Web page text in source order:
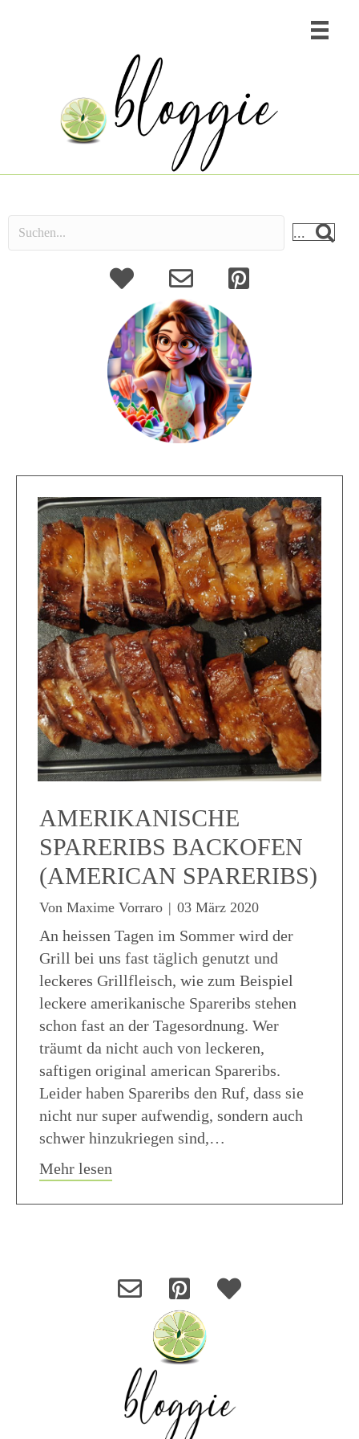
...
About Kontakt
AMERIKANISCHE
SPARERIBS BACKOFEN
(AMERICAN SPARERIBS)
Von Maxime Vorraro | 03 März 2020
An heissen Tagen im Sommer wird der
Grill bei uns fast täglich genutzt und
leckeres Grillfleisch, wie zum Beispiel
leckere amerikanische Spareribs stehen
schon fast an der Tagesordnung. Wer
träumt da nicht auch von leckeren,
saftigen original american Spareribs.
Leider haben Spareribs den Ruf, dass sie
nicht nur super aufwendig, sondern auch
schwer hinzukriegen sind,…
Mehr lesen